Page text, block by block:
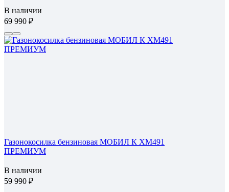
В наличии
69 990
Газонокосилка бензиновая МОБИЛ К XM491
ПРЕМИУМ
В наличии
59 990